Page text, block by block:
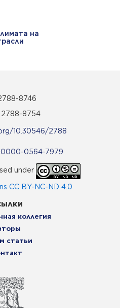
на
8746
2788-8754
10.30546/2788
0564-7979
under
CC BY-NC-ND 4.0
коллегия
статьи